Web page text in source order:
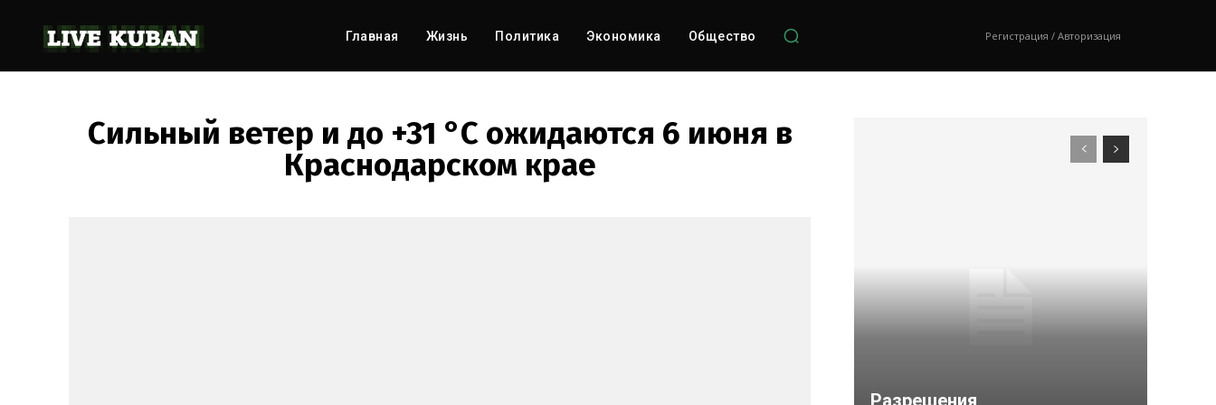
Главная Жизнь Политика Экономика Общество Регистрация / Авторизация
Сильный ветер и до +31 °С ожидаются 6 июня в
Краснодарском крае
Разрешения